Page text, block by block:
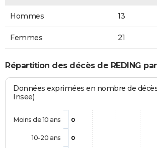
Hommes 13
Femmes 21
Répartition des décès de REDING
Données exprimées en nombre de
Insee)
0
0
Moins de 10 ans
10-20 ans